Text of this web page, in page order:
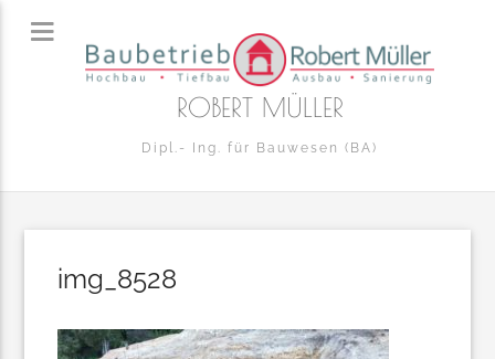
ROBERT MÜLLER
Dipl.- Ing. für Bauwesen (BA)
img_8528